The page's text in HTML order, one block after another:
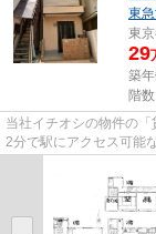
東
東
29
築
階
当社イチオシの物件の
2分で駅にアクセス可能
でお支払いいただける物